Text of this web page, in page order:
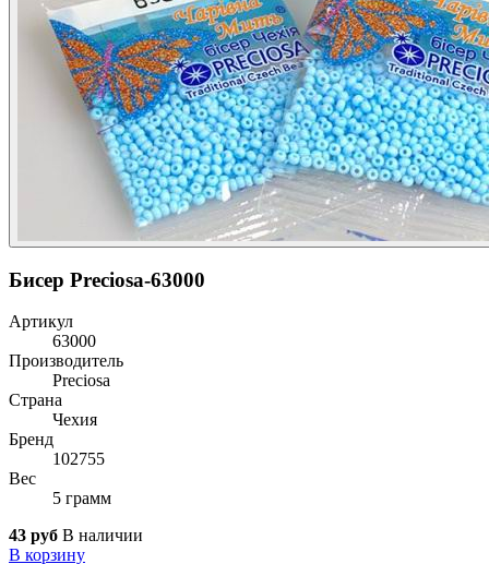
Бисер Preciosa-63000
Артикул
63000
Производитель
Preciosa
Страна
Чехия
Бренд
102755
Вес
5 грамм
43 руб В наличии
В корзину